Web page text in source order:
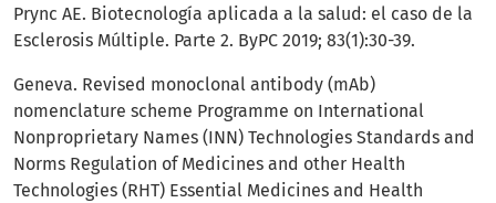
Prync AE. Biotecnología aplicada a la salud: el caso de la
Esclerosis Múltiple. Parte 2. ByPC 2019; 83(1):30-39.
Geneva. Revised monoclonal antibody (mAb)
nomenclature scheme Programme on International
Nonproprietary Names (INN) Technologies Standards and
Norms Regulation of Medicines and other Health
Technologies (RHT) Essential Medicines and Health